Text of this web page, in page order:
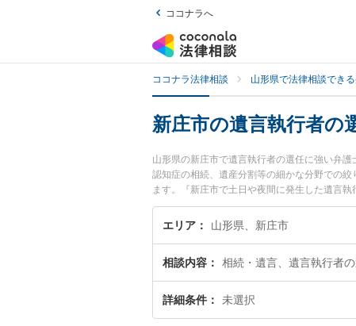
ココナラへ
ココナラ法律相談 山形県で法律相談でき
新庄市の遺言執行者の
山形県の新庄市で遺言執行者の選任に強い弁
認知症の相続、遺産分割等の細かな分野での
ます。『新庄市で土日や夜間に発生した遺言
い』『初回相談無料で遺言執行者の選任を法
エリア 山形県、新庄市
相談内容 相続・遺言、遺言執行者
詳細条件 未選択